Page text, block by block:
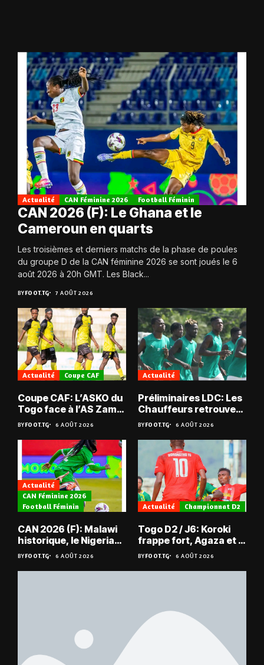
Actualité CAN Féminine 2026 Football Féminin
CAN 2026 (F): Le Ghana et le
Cameroun en quarts
Les troisièmes et derniers matchs de la phase de poules
du groupe D de la CAN féminine 2026 se sont joués le 6
août 2026 à 20h GMT. Les Black...
BYFOOT.TG 7 AOÛT 2026
Actualité Coupe CAF
Coupe CAF: L’ASKO du
Togo face à l’AS Zam
du Niger
BYFOOT.TG 6 AOÛT 2026
Actualité
Préliminaires LDC: Les
Chauffeurs retrouvent
les Mimos
BYFOOT.TG 6 AOÛT 2026
Actualité
CAN Féminine 2026
Football Féminin
CAN 2026 (F): Malawi
historique, le Nigeria
sauvé, la Zambie
éliminée
BYFOOT.TG 6 AOÛT 2026
Actualité Championnat D2
Togo D2 / J6: Koroki
frappe fort, Agaza et la
JCA assurent,
suspense avant Sara
FC – Doumbé FC
BYFOOT.TG 6 AOÛT 2026